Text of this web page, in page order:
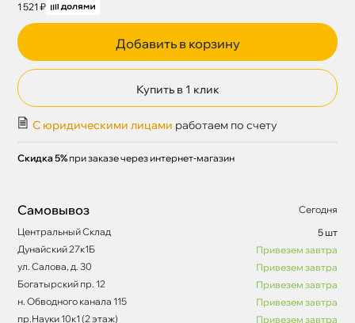
1 521 ₽
Добавить в корзину
Купить в 1 клик
С юридическими лицами работаем по счету
Скидка 5% при заказе через интернет-магазин
Самовывоз
Сегодня
Центральный Склад
5 шт
Дунайский 27к1Б
Привезем завтра
ул. Салова, д. 30
Привезем завтра
Богатырский пр. 12
Привезем завтра
н. Обводного канала 115
Привезем завтра
пр.Науки 10к1 (2 этаж)
Привезем завтра